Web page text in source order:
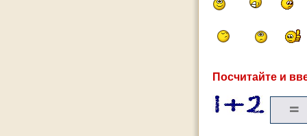
Посчитайте и